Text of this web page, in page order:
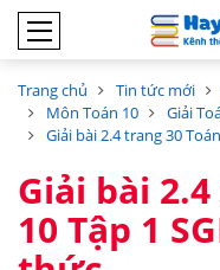
Trang chủ Tin tức mới
Môn Toán 10
Giải
Giải bài 2.4 trang 30
Giải bài
10 Tập 1